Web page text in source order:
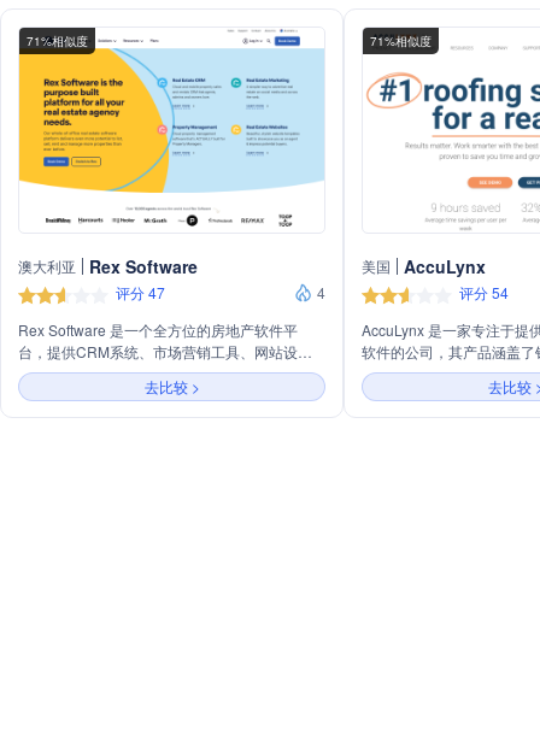
71%相似度
澳大利亚 Rex Software
评分 47
4
Rex Software 是一个全方位的房地产软件平
台，提供CRM系统、市场营销工具、网站设计
和物业管理软件，旨在提高房地产代理商的工作
效率和客户服务水平。去比较 >
71%相似度
美国 AccuLynx
评分 54
AccuLynx 是一家专注于提
软件的公司，其产品涵盖
生产管理、业务管理等多
程、提高协作效率。
支付处理、客户门户等增
去比较